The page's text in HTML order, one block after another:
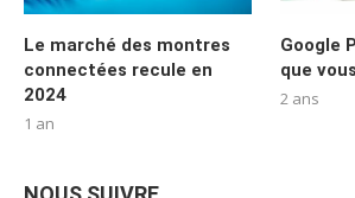
Le marché des montres
connectées recule en
2024
1 an
Google
que
2 ans